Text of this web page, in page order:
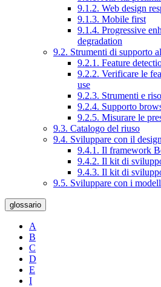
9.1.2. Web design
9.1.3. Mobile first
9.1.4. Progressive
degradation
9.2. Strumenti di supporto
9.2.1. Feature
9.2.2. Verificare le
use
9.2.3. Strumenti e
9.2.4. Supporto
9.2.5. Misurare le
9.3. Catalogo del riuso
9.4. Sviluppare con il
9.4.1. Il framework
9.4.2. Il kit di
9.4.3. Il kit di
9.5. Sviluppare con i
glossario
A
B
C
D
E
I